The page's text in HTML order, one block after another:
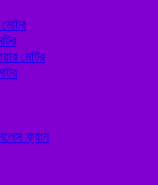
মোটর
ফ্যান